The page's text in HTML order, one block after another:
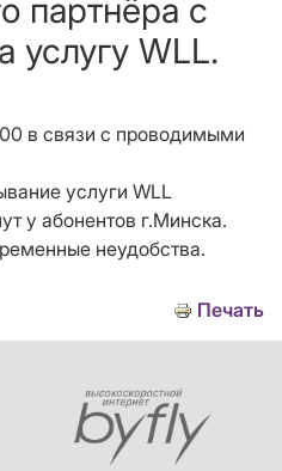
партнёра с
услугу WLL.
в связи с проводимыми
услуги WLL
у абонентов г.Минска.
неудобства.
Печать